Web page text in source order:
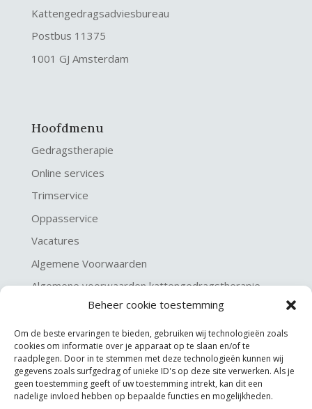
Beheer cookie toestemming
Om de beste ervaringen te bieden, gebruiken wij technologieën zoals
cookies om informatie over je apparaat op te slaan en/of te
raadplegen. Door in te stemmen met deze technologieën kunnen wij
gegevens zoals surfgedrag of unieke ID's op deze site verwerken. Als je
geen toestemming geeft of uw toestemming intrekt, kan dit een
nadelige invloed hebben op bepaalde functies en mogelijkheden.
Kattengedragsadviesbureau
Postbus 11375
1001 GJ Amsterdam
Hoofdmenu
Gedragstherapie
Online services
Trimservice
Oppasservice
Vacatures
Algemene Voorwaarden
Algemene voorwaarden kattengedragstherapie
Privacy verklaring
Disclaimer & Copyright